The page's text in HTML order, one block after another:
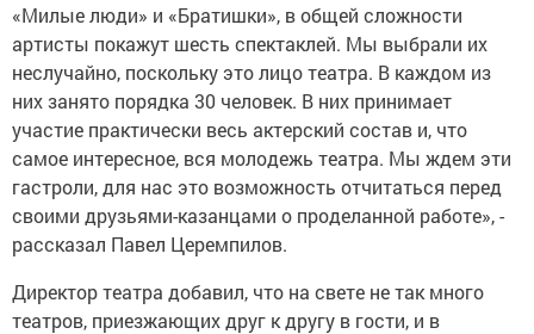
«Милые люди» и «Братишки», в общей сложности
артисты покажут шесть спектаклей. Мы выбрали их
неслучайно, поскольку это лицо театра. В каждом из
них занято порядка 30 человек. В них принимает
участие практически весь актерский состав и, что
самое интересное, вся молодежь театра. Мы ждем эти
гастроли, для нас это возможность отчитаться перед
своими друзьями-казанцами о проделанной работе», -
рассказал Павел Церемпилов.
Директор театра добавил, что на свете не так много
театров, приезжающих друг к другу в гости, и в